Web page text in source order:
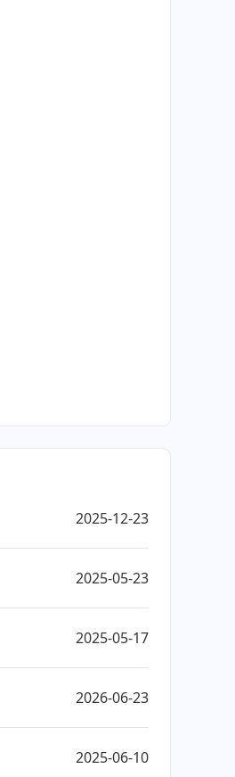
2025-12-23
2025-05-23
2025-05-17
2026-06-23
2025-06-10